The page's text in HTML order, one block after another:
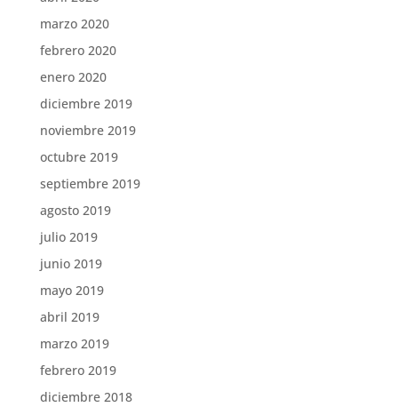
marzo 2020
febrero 2020
enero 2020
diciembre 2019
noviembre 2019
octubre 2019
septiembre 2019
agosto 2019
julio 2019
junio 2019
mayo 2019
abril 2019
marzo 2019
febrero 2019
diciembre 2018